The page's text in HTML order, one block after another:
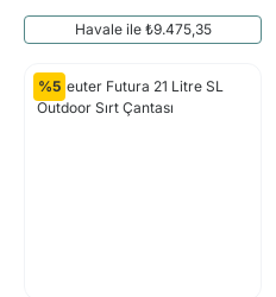
Havale ile ₺9.475,35
%5